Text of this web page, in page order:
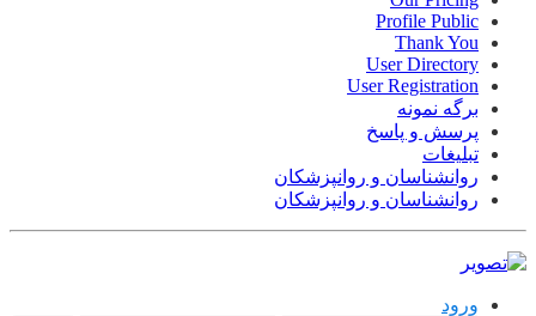
Profile Public
Thank You
User Directory
User Registration
برگه نمونه
پرسش و پاسخ
تبلیغات
روانشناسان و روانپزشکان
روانشناسان و روانپزشکان
ورود